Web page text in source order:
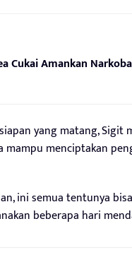
Cukai Amankan
yang matang, Sigit
menciptakan
ini semua tentunya
beberapa hari